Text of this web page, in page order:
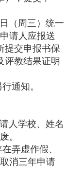
（周三）统一
请人应报送
提交申报书保
评教结果证明
通知。
人学校、姓名
。
弄虚作假、
消三年申请